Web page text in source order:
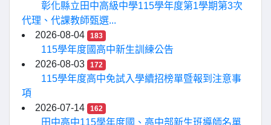
彰化縣立田中高級中學115學年度第1學期第3次
代理、代課教師甄選...
2026-08-04
183
115學年度國高中新生訓練公告
2026-08-03
172
115學年度高中免試入學續招榜單暨報到注意事
項
2026-07-14
162
田中高中115學年度國、高中部新生班導師名單